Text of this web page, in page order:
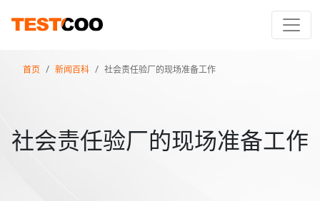
首页 新闻百科 社会责任验厂的现场准备工作
社会责任验厂的现场准备工作